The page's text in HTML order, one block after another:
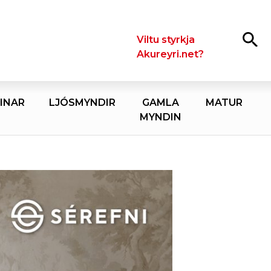
LeitaViltu styrkja
Akureyri.net?
LJÓSMYNDIR
GAMLA
MYNDIN
MATUR